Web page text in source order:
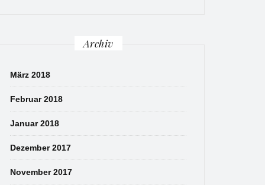
Archiv
März 2018
Februar 2018
Januar 2018
Dezember 2017
November 2017